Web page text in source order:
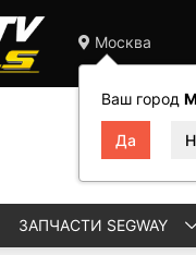
Москва
Ваш город
ЗАПЧАСТИ SEGWAY